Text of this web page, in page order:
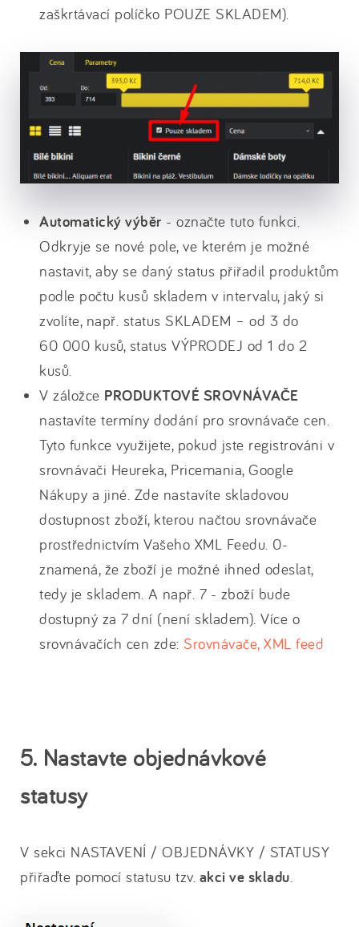
zaškrtávací políčko POUZE SKLADEM).
Automatický výběr - označte tuto funkci.
Odkryje se nové pole, ve kterém je možné
nastavit, aby se daný status přiřadil produktům
podle počtu kusů skladem v intervalu, jaký si
zvolíte, např. status SKLADEM – od 3 do
60 000 kusů, status VÝPRODEJ od 1 do 2
kusů.
V záložce PRODUKTOVÉ SROVNÁVAČE
nastavíte termíny dodání pro srovnávače cen.
Tyto funkce využijete, pokud jste registrováni v
srovnávači Heureka, Pricemania, Google
Nákupy a jiné. Zde nastavíte skladovou
dostupnost zboží, kterou načtou srovnávače
prostřednictvím Vašeho XML Feedu. 0-
znamená, že zboží je možné ihned odeslat,
tedy je skladem. A např. 7 - zboží bude
dostupný za 7 dní (není skladem). Více o
srovnávačích cen zde: Srovnávače, XML feed
5. Nastavte objednávkové
statusy
V sekci NASTAVENÍ / OBJEDNÁVKY / STATUSY
přiřaďte pomocí statusu tzv. akci ve skladu.